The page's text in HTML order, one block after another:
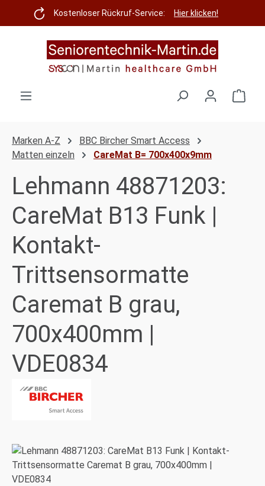
Zum Hauptinhalt springen
Kostenloser Rückruf-Service: Hier klicken!
Marken A-Z
BBC Bircher Smart Access
Matten einzeln
CareMat B= 700x400x9mm
Lehmann 48871203:
CareMat B13 Funk |
Kontakt-
Trittsensormatte
Caremat B grau,
700x400mm |
VDE0834
Bildergalerie überspringen